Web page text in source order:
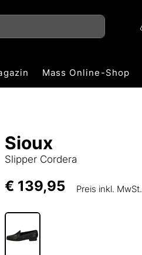
Mass Online-Shop
Sioux
Slipper Cordera
€ 139,95 Preis inkl. MwSt.